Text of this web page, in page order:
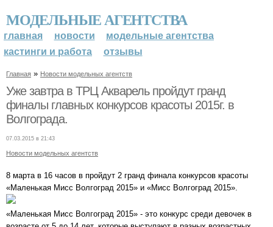
МОДЕЛЬНЫЕ АГЕНТСТВА
главная новости
модельные агентства
кастинги и работа
отзывы
Главная » Новости модельных агентств
Уже завтра в ТРЦ Акварель пройдут гранд
финалы главных конкурсов красоты 2015г. в
Волгограда.
07.03.2015 в 21:43
Новости модельных агентств
8 марта в 16 часов в пройдут 2 гранд финала конкурсов красоты
«Маленькая Мисс Волгоград 2015» и «Мисс Волгоград 2015».
«Маленькая Мисс Волгоград 2015» - это конкурс среди девочек в